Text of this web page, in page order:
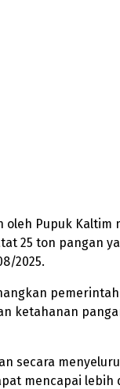
oleh Pupuk Kaltim
25 ton pangan
2025.
ketahanan
secara
mencapai lebih